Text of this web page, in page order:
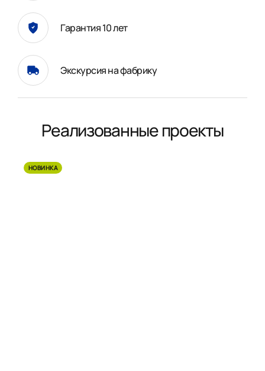
Гарантия 10 лет
Экскурсия на фабрику
Реализованные проекты
НОВИНКА